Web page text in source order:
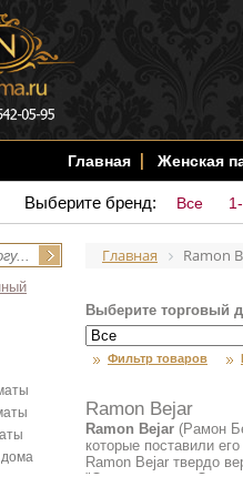
Главная Женская
Выберите бренд: Все
Главная Ramon
Выберите торговый
Фильтр товаров
Ramon Bejar
Ramon Bejar (Рамон
которые поставили
Ramon Bejar твердо
"Обонятельным